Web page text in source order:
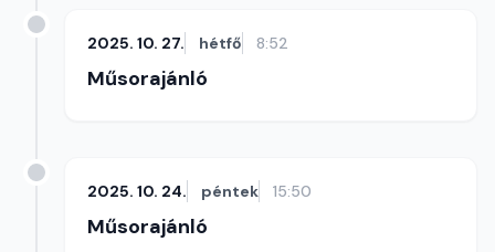
2025. 10. 27. hétfő 8:52
Műsorajánló
2025. 10. 24. péntek 15:50
Műsorajánló